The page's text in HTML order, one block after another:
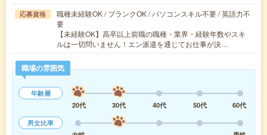
応募資格
職種未経験OK / ブランクOK / パソコンスキル不要 / 英語力不
要
【未経験OK】高卒以上前職の職種・業界・経験年数やスキ
ルは一切問いません！エン派遣を通じてお仕事が決…
職場の雰囲気
年齢層
20代
30代 40代 50代
60代
男女比率